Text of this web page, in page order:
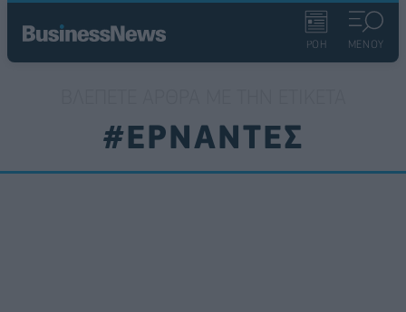
ΡΟΗ ΜΕΝΟΥ
#ΕΡΝΑΝΤΕΣ